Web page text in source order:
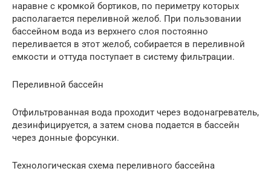
наравне с кромкой бортиков, по периметру которых
располагается переливной желоб. При пользовании
бассейном вода из верхнего слоя постоянно
переливается в этот желоб, собирается в переливной
емкости и оттуда поступает в систему фильтрации.
Переливной бассейн
Отфильтрованная вода проходит через водонагреватель,
дезинфицируется, а затем снова подается в бассейн
через донные форсунки.
Технологическая схема переливного бассейна